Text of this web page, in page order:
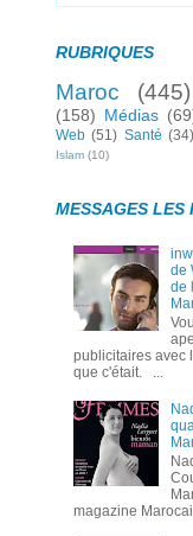
RUBRIQUES
Maroc (445)
(158) Médias
Web (51) Santé (34)
Islam (10)
MESSAGES LES
de
de
publicitaires avec
que c'était. ...
magazine